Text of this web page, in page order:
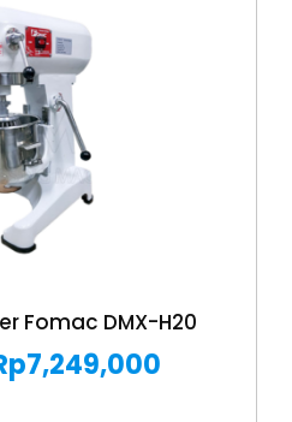
Fomac DMX-H20
7,249,000